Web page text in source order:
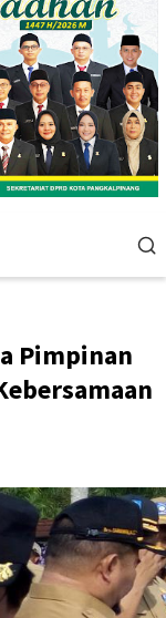
Pimpinan